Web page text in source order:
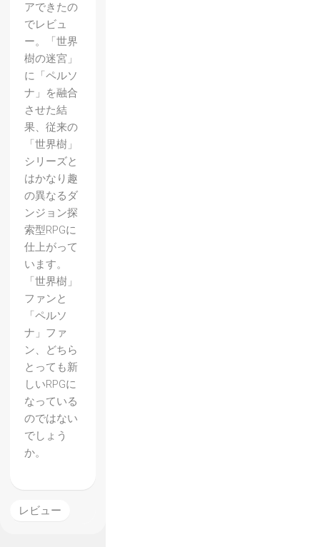
アできたの
でレビュ
ー。「世界
樹の迷宮」
に「ペルソ
ナ」を融合
させた結
果、従来の
「世界樹」
シリーズと
はかなり趣
の異なるダ
ンジョン探
索型RPGに
仕上がって
います。
「世界樹」
ファンと
「ペルソ
ナ」ファ
ン、どちら
とっても新
しいRPGに
なっている
のではない
でしょう
か。
レビュー
【ペル
ソナ
Q】
2ndイ
ンプレ
ッショ
ン コ